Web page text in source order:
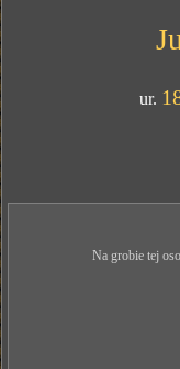
ur.
Na grobie tej